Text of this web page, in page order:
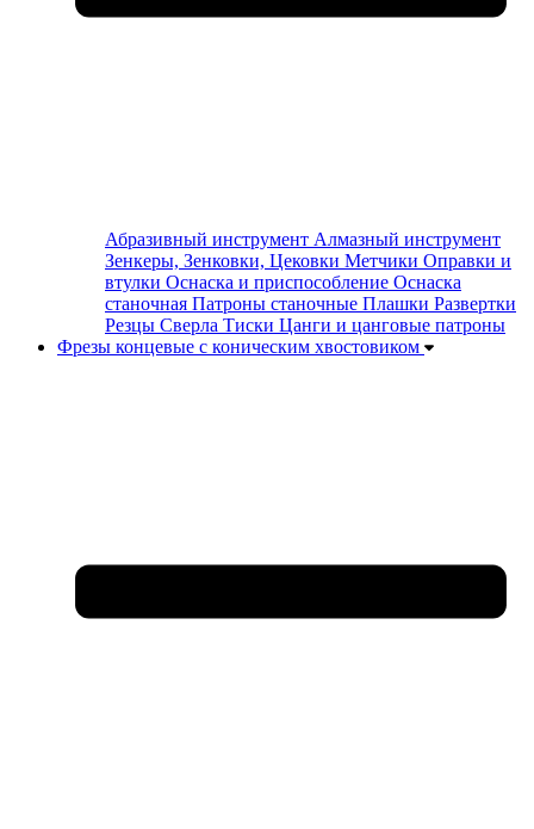
Абразивный инструмент Алмазный инструмент
Зенкеры, Зенковки, Цековки Метчики Оправки и
втулки Оснаска и приспособление Оснаска
станочная Патроны станочные Плашки Развертки
Резцы Сверла Тиски Цанги и цанговые патроны
Фрезы концевые с коническим хвостовиком